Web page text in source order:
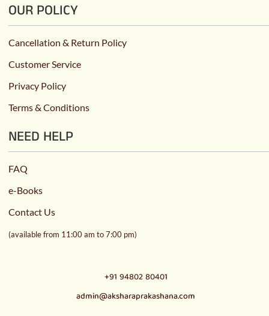
OUR POLICY
Cancellation & Return Policy
Customer Service
Privacy Policy
Terms & Conditions
NEED HELP
FAQ
e-Books
Contact Us
(available from 11:00 am to 7:00 pm)
+91 94802 80401
admin@aksharaprakashana.com